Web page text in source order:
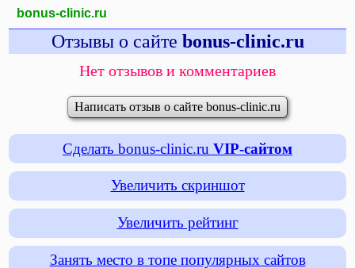
bonus-clinic.ru
Отзывы о сайте bonus-clinic.ru
Нет отзывов и комментариев
Написать отзыв о сайте bonus-clinic.ru
Сделать bonus-clinic.ru VIP-сайтом
Увеличить скриншот
Увеличить рейтинг
Занять место в топе популярных сайтов